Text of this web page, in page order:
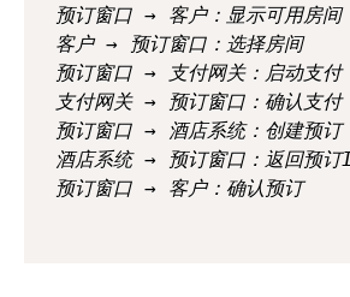
预订窗口 → 客户：显示可用房间
客户 → 预订窗口：选择房间
预订窗口 → 支付网关：启动支付
支付网关 → 预订窗口：确认支付
预订窗口 → 酒店系统：创建预订
酒店系统 → 预订窗口：返回预订